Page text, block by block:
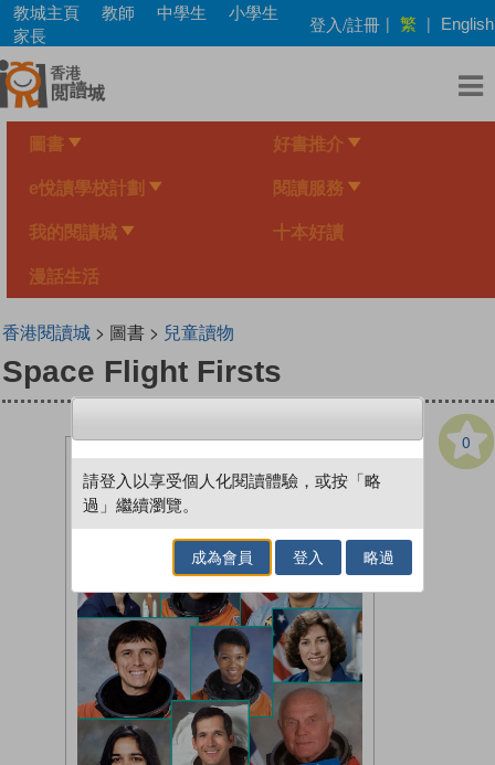
Skip
main
content
教城主頁 教師 中學生
小學生
家長
登入/註冊 | 繁 | English
圖書 好書推介
e悅讀學校計劃 閱讀服務
我的閱讀城 十本好讀
漫話生活
香港閱讀城> 圖書 > 兒童讀物
Space Flight Firsts
0
請登入以享受個人化閱讀體驗，或按「略
過」繼續瀏覽。
成為會員 登入 略過